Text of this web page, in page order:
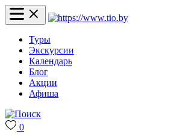
Туры
Экскурсии
Календарь
Блог
Акции
Афиша
0